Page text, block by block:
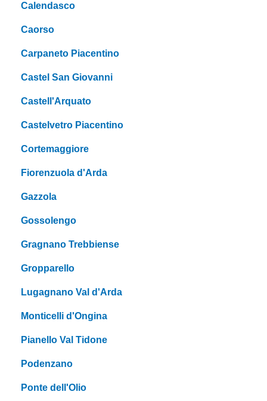
Calendasco
Caorso
Carpaneto Piacentino
Castel San Giovanni
Castell'Arquato
Castelvetro Piacentino
Cortemaggiore
Fiorenzuola d'Arda
Gazzola
Gossolengo
Gragnano Trebbiense
Gropparello
Lugagnano Val d'Arda
Monticelli d'Ongina
Pianello Val Tidone
Podenzano
Ponte dell'Olio